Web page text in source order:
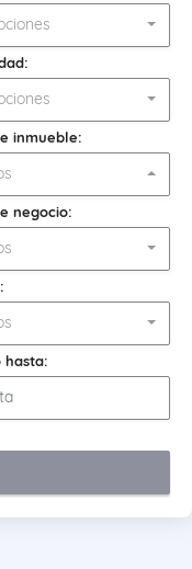
inmueble:
negocio:
hasta: